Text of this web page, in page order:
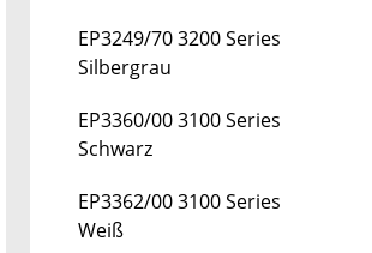
EP3249/70 3200 Series
Silbergrau
EP3360/00 3100 Series
Schwarz
EP3362/00 3100 Series
Weiß